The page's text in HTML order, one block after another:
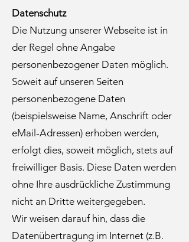
Datenschutz
Die Nutzung unserer Webseite ist in
der Regel ohne Angabe
personenbezogener Daten möglich.
Soweit auf unseren Seiten
personenbezogene Daten
(beispielsweise Name, Anschrift oder
eMail-Adressen) erhoben werden,
erfolgt dies, soweit möglich, stets auf
freiwilliger Basis. Diese Daten werden
ohne Ihre ausdrückliche Zustimmung
nicht an Dritte weitergegeben.
Wir weisen darauf hin, dass die
Datenübertragung im Internet (z.B.